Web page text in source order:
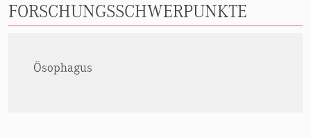
FORSCHUNGSSCHWERPUNKTE
Ösophagus